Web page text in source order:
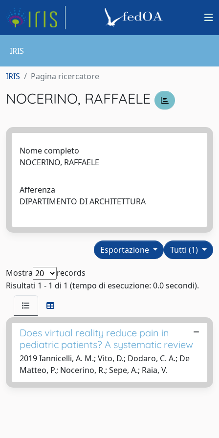
IRIS
IRIS Pagina ricercatore
NOCERINO, RAFFAELE
Nome completo
NOCERINO, RAFFAELE
Afferenza
DIPARTIMENTO DI ARCHITETTURA
Tutti (1)
Esportazione
Mostra
records
Risultati 1 - 1 di 1 (tempo di esecuzione: 0.0 secondi).
Does virtual reality reduce pain in
pediatric patients? A systematic review
2019 Iannicelli, A. M.; Vito, D.; Dodaro, C. A.; De
Matteo, P.; Nocerino, R.; Sepe, A.; Raia, V.